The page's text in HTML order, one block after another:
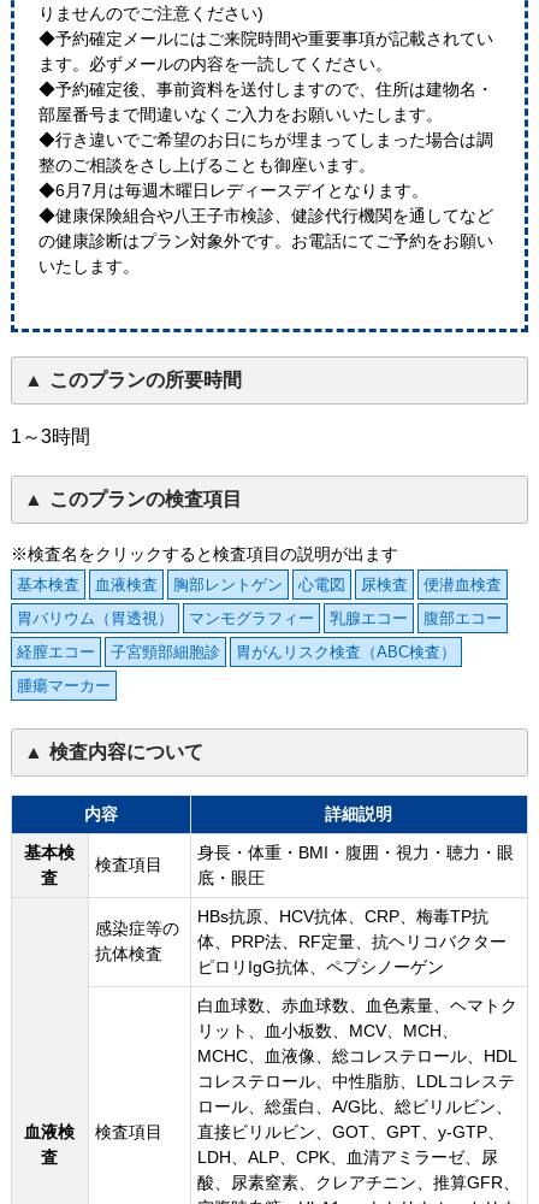
りませんのでご注意ください)
◆予約確定メールにはご来院時間や重要事項が記載されてい
ます。必ずメールの内容を一読してください。
◆予約確定後、事前資料を送付しますので、住所は建物名・
部屋番号まで間違いなくご入力をお願いいたします。
◆行き違いでご希望のお日にちが埋まってしまった場合は調
整のご相談をさし上げることも御座います。
◆6月7月は毎週木曜日レディースデイとなります。
◆健康保険組合や八王子市検診、健診代行機関を通してなど
の健康診断はプラン対象外です。お電話にてご予約をお願い
いたします。
このプランの所要時間
1～3時間
このプランの検査項目
※検査名をクリックすると検査項目の説明が出ます
基本検査 血液検査 胸部レントゲン 心電図 尿検査
便潜血検査
胃バリウム（胃透視）
マンモグラフィー 乳腺エコー
腹部エコー
経膣エコー
子宮頸部細胞診
胃がんリスク検査（ABC検査）
腫瘍マーカー
検査内容について
内容
詳細説明
基本検
査
検査項目
身長・体重・BMI・腹囲・視力・聴力・眼
底・眼圧
血液検
査
感染症等の
抗体検査
HBs抗原、HCV抗体、CRP、梅毒TP抗
体、PRP法、RF定量、抗ヘリコバクター
ピロリIgG抗体、ペプシノーゲン
検査項目
白血球数、赤血球数、血色素量、ヘマトク
リット、血小板数、MCV、MCH、
MCHC、血液像、総コレステロール、HDL
コレステロール、中性脂肪、LDLコレステ
ロール、総蛋白、A/G比、総ビリルビン、
直接ビリルビン、GOT、GPT、y-GTP、
LDH、ALP、CPK、血清アミラーゼ、尿
酸、尿素窒素、クレアチニン、推算GFR、